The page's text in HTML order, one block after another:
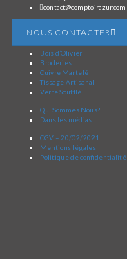
contact@comptoirazur.com
NOUS CONTACTER
Bois d’Olivier
Broderies
Cuivre Martelé
Tissage Artisanal
Verre Soufflé
Qui Sommes Nous?
Dans les médias
CGV – 20/02/2021
Mentions légales
Politique de confidentialité